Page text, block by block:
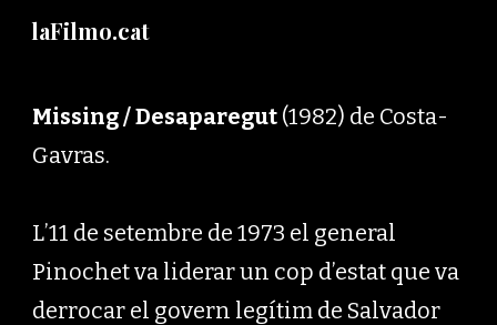
Skip to main content
laFilmo.cat
Missing / Desaparegut (1982) de Costa-
Gavras.
L’11 de setembre de 1973 el general
Pinochet va liderar un cop d’estat que va
derrocar el govern legítim de Salvador